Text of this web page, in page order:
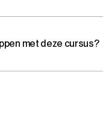
met deze cursus?